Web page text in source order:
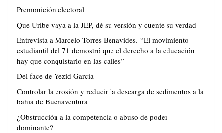
Premonición electoral
Que Uribe vaya a la JEP, dé su versión y cuente su verdad
Entrevista a Marcelo Torres Benavides. “El movimiento
estudiantil del 71 demostró que el derecho a la educación
hay que conquistarlo en las calles”
Del face de Yezid García
Controlar la erosión y reducir la descarga de sedimentos a la
bahía de Buenaventura
¿Obstrucción a la competencia o abuso de poder
dominante?